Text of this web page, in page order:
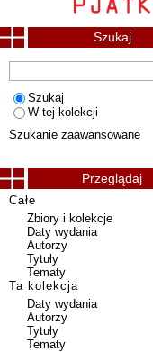
Szukaj
Szukaj
W tej kolekcji
Szukanie zaawansowane
Przeglądaj
Całe
Zbiory i kolekcje
Daty wydania
Autorzy
Tytuły
Tematy
Ta kolekcja
Daty wydania
Autorzy
Tytuły
Tematy